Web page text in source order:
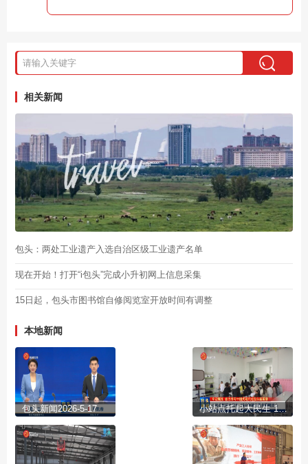
相关新闻
包头：两处工业遗产入选自治区级工业遗产名单
现在开始！打开“i包头”完成小升初网上信息采集
15日起，包头市图书馆自修阅览室开放时间有调整
本地新闻
包头新闻2026-5-17 小站点托起大民生 15分钟就业服务圈暖民心